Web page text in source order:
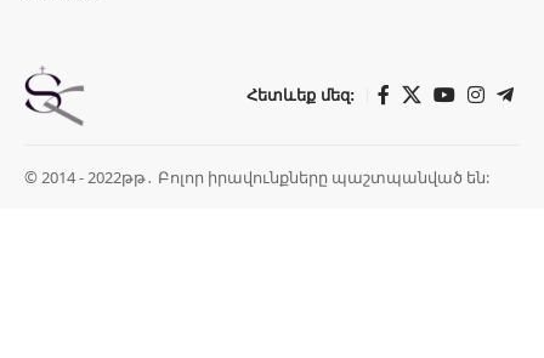
Հետևեք մեզ:
© 2014 - 2022թթ․ Բոլոր իրավունքները պաշտպանված են: